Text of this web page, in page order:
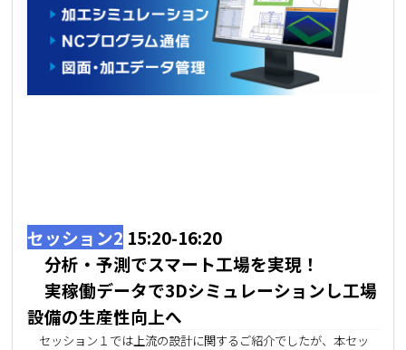
セッション2 15:20-16:20
分析・予測でスマート工場を実現！
実稼働データで3Dシミュレーションし工場
設備の生産性向上へ
セッション１では上流の設計に関するご紹介でしたが、本セッ